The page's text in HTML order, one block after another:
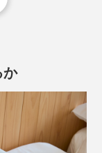
枕の中心部（低
か